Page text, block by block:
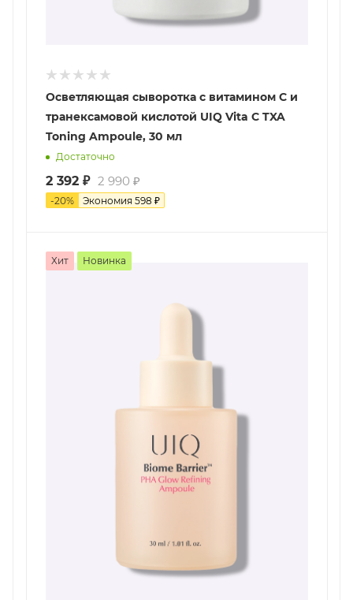
Осветляющая сыворотка с витамином С и
транексамовой кислотой UIQ Vita C TXA
Toning Ampoule, 30 мл
Достаточно
2 392 ₽ 2 990 ₽
-20% Экономия 598 ₽
Хит Новинка